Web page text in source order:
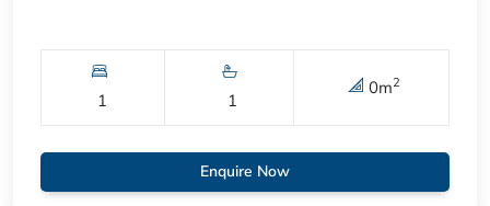
1 1
0m2
Enquire Now